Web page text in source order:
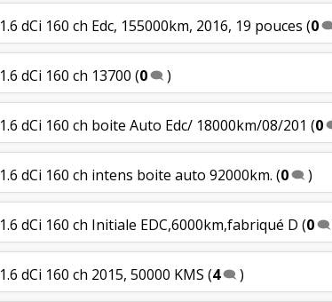
1.6 dCi 160 ch Edc, 155000km, 2016, 19 pouces (0
1.6 dCi 160 ch 13700 (0 )
1.6 dCi 160 ch boite Auto Edc/ 18000km/08/201 (0
1.6 dCi 160 ch intens boite auto 92000km. (0 )
1.6 dCi 160 ch Initiale EDC,6000km,fabriqué D (0
1.6 dCi 160 ch 2015, 50000 KMS (4 )